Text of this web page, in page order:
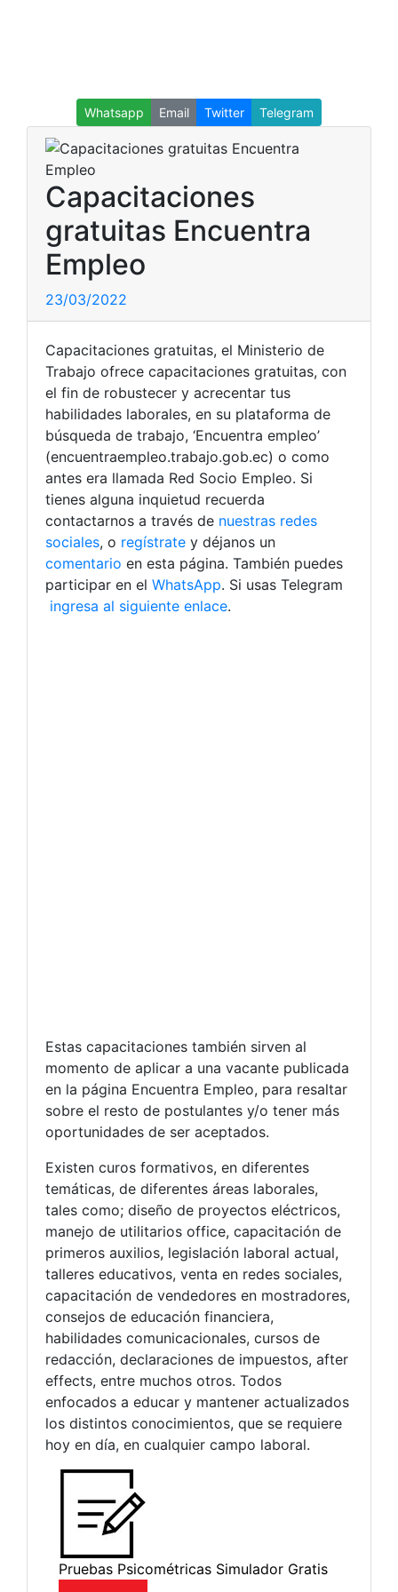
Whatsapp Email Twitter Telegram
Capacitaciones
gratuitas Encuentra
Empleo
23/03/2022
Capacitaciones gratuitas, el Ministerio de
Trabajo ofrece capacitaciones gratuitas, con
el fin de robustecer y acrecentar tus
habilidades laborales, en su plataforma de
búsqueda de trabajo, ‘Encuentra empleo’
(encuentraempleo.trabajo.gob.ec) o como
antes era llamada Red Socio Empleo. Si
tienes alguna inquietud recuerda
contactarnos a través de nuestras redes
sociales, o regístrate y déjanos un
comentario en esta página. También puedes
participar en el WhatsApp. Si usas Telegram
ingresa al siguiente enlace.
Estas capacitaciones también sirven al
momento de aplicar a una vacante publicada
en la página Encuentra Empleo, para resaltar
sobre el resto de postulantes y/o tener más
oportunidades de ser aceptados.
Existen curos formativos, en diferentes
temáticas, de diferentes áreas laborales,
tales como; diseño de proyectos eléctricos,
manejo de utilitarios office, capacitación de
primeros auxilios, legislación laboral actual,
talleres educativos, venta en redes sociales,
capacitación de vendedores en mostradores,
consejos de educación financiera,
habilidades comunicacionales, cursos de
redacción, declaraciones de impuestos, after
effects, entre muchos otros. Todos
enfocados a educar y mantener actualizados
los distintos conocimientos, que se requiere
hoy en día, en cualquier campo laboral.